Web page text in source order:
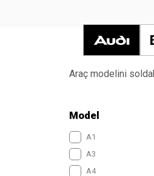
Araç modelini
Model
A1
A3
A4